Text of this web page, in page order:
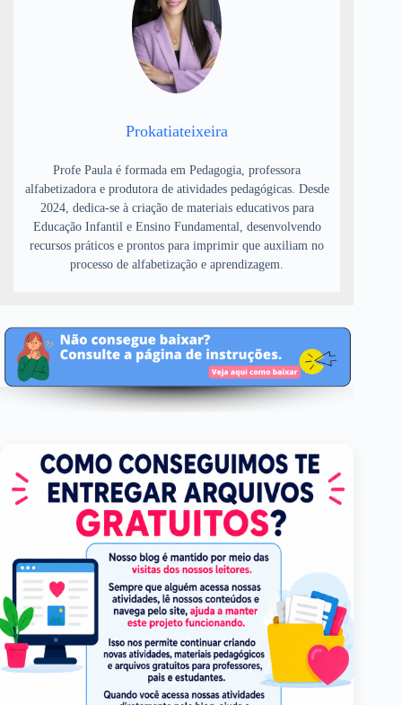
Prokatiateixeira
Profe Paula é formada em Pedagogia, professora
alfabetizadora e produtora de atividades pedagógicas. Desde
2024, dedica-se à criação de materiais educativos para
Educação Infantil e Ensino Fundamental, desenvolvendo
recursos práticos e prontos para imprimir que auxiliam no
processo de alfabetização e aprendizagem.